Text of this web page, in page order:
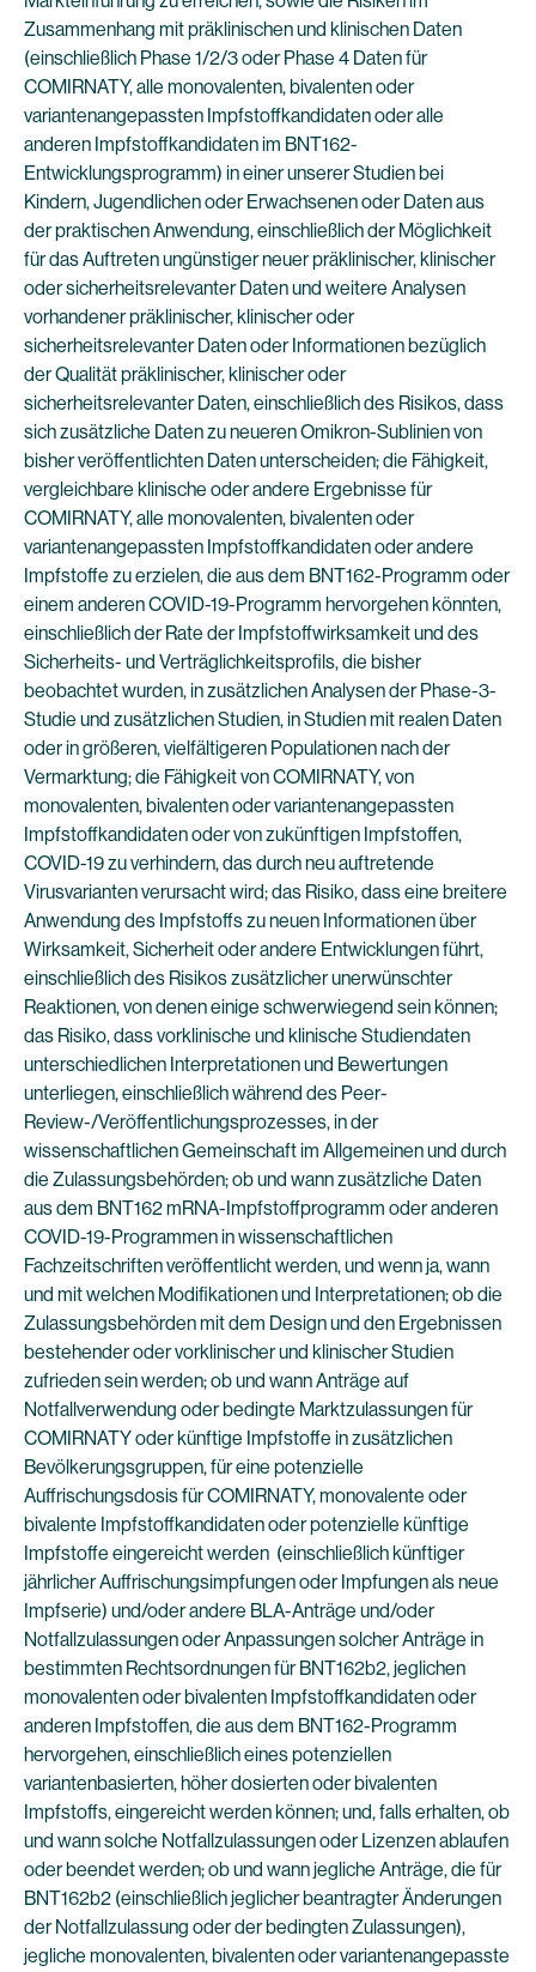
Zusammenhang mit präklinischen und klinischen Daten
(einschließlich Phase 1/2/3 oder Phase 4 Daten für
COMIRNATY, alle monovalenten, bivalenten oder
variantenangepassten Impfstoffkandidaten oder alle
anderen Impfstoffkandidaten im BNT162-
Entwicklungsprogramm) in einer unserer Studien bei
Kindern, Jugendlichen oder Erwachsenen oder Daten aus
der praktischen Anwendung, einschließlich der Möglichkeit
für das Auftreten ungünstiger neuer präklinischer, klinischer
oder sicherheitsrelevanter Daten und weitere Analysen
vorhandener präklinischer, klinischer oder
sicherheitsrelevanter Daten oder Informationen bezüglich
der Qualität präklinischer, klinischer oder
sicherheitsrelevanter Daten, einschließlich des Risikos, dass
sich zusätzliche Daten zu neueren Omikron-Sublinien von
bisher veröffentlichten Daten unterscheiden; die Fähigkeit,
vergleichbare klinische oder andere Ergebnisse für
COMIRNATY, alle monovalenten, bivalenten oder
variantenangepassten Impfstoffkandidaten oder andere
Impfstoffe zu erzielen, die aus dem BNT162-Programm oder
einem anderen COVID-19-Programm hervorgehen könnten,
einschließlich der Rate der Impfstoffwirksamkeit und des
Sicherheits- und Verträglichkeitsprofils, die bisher
beobachtet wurden, in zusätzlichen Analysen der Phase-3-
Studie und zusätzlichen Studien, in Studien mit realen Daten
oder in größeren, vielfältigeren Populationen nach der
Vermarktung; die Fähigkeit von COMIRNATY, von
monovalenten, bivalenten oder variantenangepassten
Impfstoffkandidaten oder von zukünftigen Impfstoffen,
COVID-19 zu verhindern, das durch neu auftretende
Virusvarianten verursacht wird; das Risiko, dass eine breitere
Anwendung des Impfstoffs zu neuen Informationen über
Wirksamkeit, Sicherheit oder andere Entwicklungen führt,
einschließlich des Risikos zusätzlicher unerwünschter
Reaktionen, von denen einige schwerwiegend sein können;
das Risiko, dass vorklinische und klinische Studiendaten
unterschiedlichen Interpretationen und Bewertungen
unterliegen, einschließlich während des Peer-
Review-/Veröffentlichungsprozesses, in der
wissenschaftlichen Gemeinschaft im Allgemeinen und durch
die Zulassungsbehörden; ob und wann zusätzliche Daten
aus dem BNT162 mRNA-Impfstoffprogramm oder anderen
COVID-19-Programmen in wissenschaftlichen
Fachzeitschriften veröffentlicht werden, und wenn ja, wann
und mit welchen Modifikationen und Interpretationen; ob die
Zulassungsbehörden mit dem Design und den Ergebnissen
bestehender oder vorklinischer und klinischer Studien
zufrieden sein werden; ob und wann Anträge auf
Notfallverwendung oder bedingte Marktzulassungen für
COMIRNATY oder künftige Impfstoffe in zusätzlichen
Bevölkerungsgruppen, für eine potenzielle
Auffrischungsdosis für COMIRNATY, monovalente oder
bivalente Impfstoffkandidaten oder potenzielle künftige
Impfstoffe eingereicht werden (einschließlich künftiger
jährlicher Auffrischungsimpfungen oder Impfungen als neue
Impfserie) und/oder andere BLA-Anträge und/oder
Notfallzulassungen oder Anpassungen solcher Anträge in
bestimmten Rechtsordnungen für BNT162b2, jeglichen
monovalenten oder bivalenten Impfstoffkandidaten oder
anderen Impfstoffen, die aus dem BNT162-Programm
hervorgehen, einschließlich eines potenziellen
variantenbasierten, höher dosierten oder bivalenten
Impfstoffs, eingereicht werden können; und, falls erhalten, ob
und wann solche Notfallzulassungen oder Lizenzen ablaufen
oder beendet werden; ob und wann jegliche Anträge, die für
BNT162b2 (einschließlich jeglicher beantragter Änderungen
der Notfallzulassung oder der bedingten Zulassungen),
jegliche monovalenten, bivalenten oder variantenangepasste